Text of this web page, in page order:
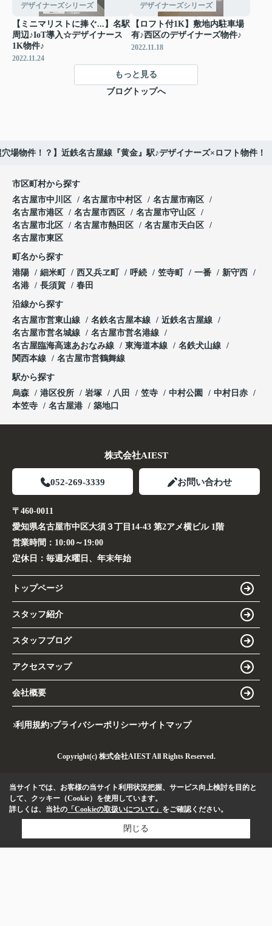
デザイナーズシリーズ
【ミニマリストに捧ぐ...】名駅
周辺♪IoT導入☆デザイナース
1K物件♪
2022.11.24
デザイナーズシリーズ
【ロフト付1K】敷地内駐車場
有♪西区のデザイナーズ物件♪
2022.11.18
もっと見る
ブログトップへ
場物件！？】近鉄名古屋線『黄金』駅♪デザイナーズ×ロフト物件！
市区町村から探す
名古屋市中川区
名古屋市中村区
名古屋市南区
名古屋市港区
名古屋市西区
名古屋市守山区
名古屋市北区
名古屋市熱田区
名古屋市天白区
名古屋市東区
町名から探す
港陽
細米町 西又兵ヱ町 呼続 笠寺町 一番
新守西
名港
長須賀 春田
沿線から探す
名古屋市営東山線
名鉄名古屋本線
近鉄名古屋線
名古屋市営名城線
名古屋市営名港線
名古屋臨海高速あおなみ線
東海道本線
名鉄犬山線
関西本線
名古屋市営鶴舞線
駅から探す
烏森
港区役所 岩塚 八田 笠寺 中村公園
中村日赤
本笠寺
名古屋港 築地口
株式会社AIEST
052-269-3339 お問い合わせ
〒460-0011
愛知県名古屋市中区大須３丁目14-43 第2アメ横ビル 1階
営業時間： 10:00～19:00
定休日： 毎週水曜日、年末年始
トップページ
スタッフ紹介
スタッフブログ
アクセスマップ
会社概要
利用規約 プライバシーポリシー サイトマップ
Copyright(c) 株式会社AIEST All Rights Reserved.
当サイトでは、お客様の当サイト利用状況把握、サービス向上検討を目的と
して、クッキー（Cookie）を使用しています。
詳しくは、当社の 「Cookieの取扱いについて」 をご確認ください。
閉じる